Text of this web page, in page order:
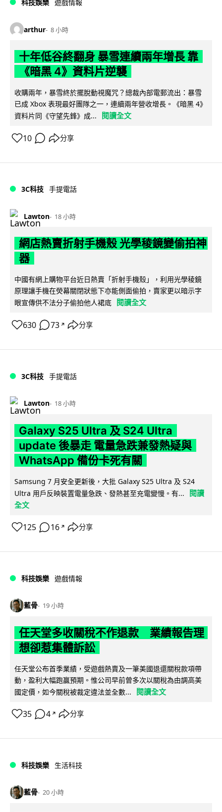
科技娛樂 遊戲情報
arthur 8 小時
十年低谷終翻身 暴雪連續兩年增長 靠
《暗黑 4》資料片逆襲
收購兩年，暴雪終於擺脫動視魔咒？總裁內部電郵流出：暴雪
已成 Xbox 表現最好團隊之一，連續兩年營收增長。《暗黑 4》
資料片同《守望先鋒》成...
閱讀全文
10 分享
3C科技 手提電話
Lawton 18 小時
網店熱賣折射手機殼 光學稜鏡變偷拍神
器
中國有網上購物平台近日熱賣「折射手機殼」，利用光學稜鏡
原理讓手機在熒幕關閉狀態下亦能側面偷拍，賣家更以暗示字
眼宣傳供不法分子偷拍他人裙底
閱讀全文
630 73 ↗ 分享
3C科技 手提電話
Lawton 18 小時
Galaxy S25 Ultra 及 S24 Ultra
update 後暴走 電量急跌兼發熱疑與
WhatsApp 備份卡死有關
Samsung 7 月安全更新後，大批 Galaxy S25 Ultra 及 S24
Ultra 用戶反映裝置電量急跌、發熱甚至充電變慢。有...
閱讀
全文
125 16 ↗ 分享
科技娛樂 遊戲情報
藍骨 19 小時
任天堂多收關稅不作退款 業績報告理
想卻惹集體訴訟
任天堂公布首季業績，受遊戲熱賣及一筆美國退還關稅款項帶
動，盈利大幅跑贏預期。惟公司早前曾多次以關稅為由調高美
國定價，如今關稅被裁定違法並全數...
閱讀全文
35 4 ↗ 分享
科技娛樂 生活科技
藍骨 20 小時